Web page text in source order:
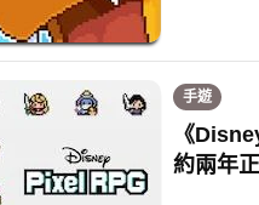
手遊
《
約兩年